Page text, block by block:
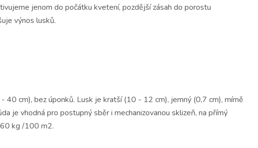
jenom do počátku kvetení, pozdější zásah do porostu
výnos lusků.
cm), bez úponků. Lusk je kratší (10 - 12 cm), jemný (0,7 cm), mírně
je vhodná pro postupný sběr i mechanizovanou sklizeň, na přímý
kg /100 m2.